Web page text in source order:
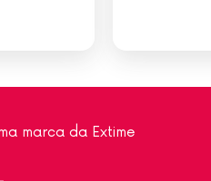
marca da Extime